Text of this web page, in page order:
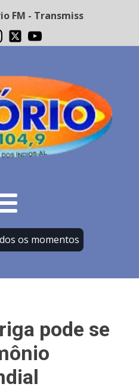
FM - Transmissão ao vivo
os momentos
pode se